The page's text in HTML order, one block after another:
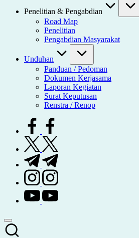
Penelitian & Pengabdian
Road Map
Penelitian
Pengabdian Masyarakat
Unduhan
Panduan / Pedoman
Dokumen Kerjasama
Laporan Kegiatan
Surat Keputusan
Renstra / Renop
facebook.com
twitter.com
t.me
instagram.com
youtube.com